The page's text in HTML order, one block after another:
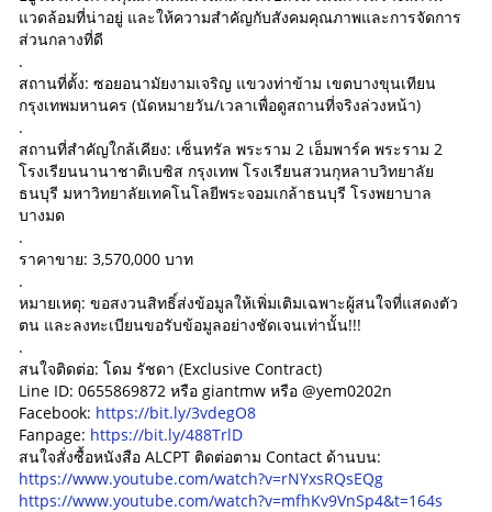
แวดล้อมที่น่าอยู่ และให้ความสำคัญกับสังคมคุณภาพและการจัดการ
ส่วนกลางที่ดี
.
สถานที่ตั้ง: ซอยอนามัยงามเจริญ แขวงท่าข้าม เขตบางขุนเทียน
กรุงเทพมหานคร (นัดหมายวัน/เวลาเพื่อดูสถานที่จริงล่วงหน้า)
.
สถานที่สำคัญใกล้เคียง: เซ็นทรัล พระราม 2 เอ็มพาร์ค พระราม 2
โรงเรียนนานาชาติเบซิส กรุงเทพ โรงเรียนสวนกุหลาบวิทยาลัย
ธนบุรี มหาวิทยาลัยเทคโนโลยีพระจอมเกล้าธนบุรี โรงพยาบาล
บางมด
.
ราคาขาย: 3,570,000 บาท
.
หมายเหตุ: ขอสงวนสิทธิ์ส่งข้อมูลให้เพิ่มเติมเฉพาะผู้สนใจที่แสดงตัว
ตน และลงทะเบียนขอรับข้อมูลอย่างชัดเจนเท่านั้น!!!
.
สนใจติดต่อ: โดม รัชดา (Exclusive Contract)
Line ID: 0655869872 หรือ giantmw หรือ @yem0202n
Facebook: https://bit.ly/3vdegO8
Fanpage: https://bit.ly/488TrlD
สนใจสั่งซื้อหนังสือ ALCPT ติดต่อตาม Contact ด้านบน:
https://www.youtube.com/watch?v=rNYxsRQsEQg
https://www.youtube.com/watch?v=mfhKv9VnSp4&t=164s